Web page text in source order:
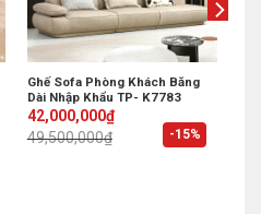
-15%
Ghế Sofa Phòng Khách Băng
Dài Nhập Khẩu TP- K7783
49,500,000₫
Original
price
was:
42,000,000₫
Current
price
is: